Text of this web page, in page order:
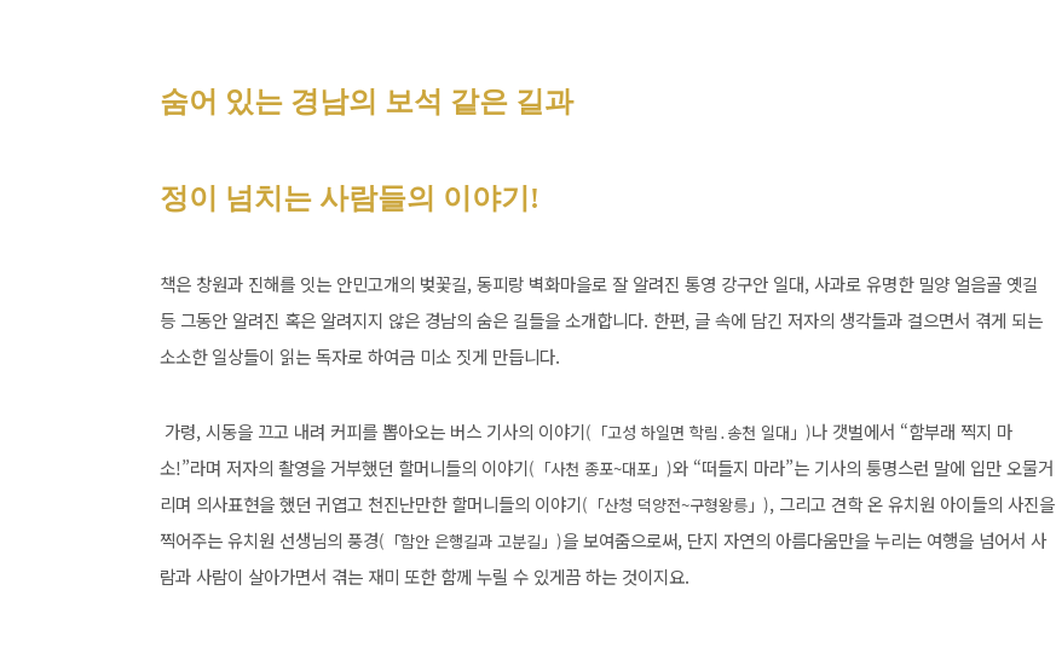
숨어 있는 경남의 보석 같은 길과
정이 넘치는 사람들의 이야기!
책은 창원과 진해를 잇는 안민고개의 벚꽃길, 동피랑 벽화마을로 잘 알려진 통영 강구안 일대, 사과로 유명한 밀양 얼음골 옛길
등 그동안 알려진 혹은 알려지지 않은 경남의 숨은 길들을 소개합니다. 한편, 글 속에 담긴 저자의 생각들과 걸으면서 겪게 되는
소소한 일상들이 읽는 독자로 하여금 미소 짓게 만듭니다.
가령, 시동을 끄고 내려 커피를 뽑아오는 버스 기사의 이야기( 「고성 하일면 학림․송천 일대」 )나 갯벌에서 “함부래 찍지 마
소!”라며 저자의 촬영을 거부했던 할머니들의 이야기(「사천 종포~대포」)와 “떠들지 마라”는 기사의 퉁명스런 말에 입만 오물거
리며 의사표현을 했던 귀엽고 천진난만한 할머니들의 이야기(「산청 덕양전~구형왕릉」), 그리고 견학 온 유치원 아이들의 사진을
찍어주는 유치원 선생님의 풍경(「함안 은행길과 고분길」)을 보여줌으로써, 단지 자연의 아름다움만을 누리는 여행을 넘어서 사
람과 사람이 살아가면서 겪는 재미 또한 함께 누릴 수 있게끔 하는 것이지요.